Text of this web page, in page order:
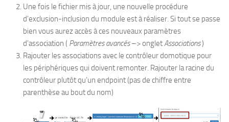
Une fois le fichier mis à jour, une nouvelle procédure
d’exclusion-inclusion du module est à réaliser. Si tout se passe
bien vous aurez accès à ces nouveaux paramètres
d’association ( Paramètres avancés–> ongletAssociations)
Rajouter les associations avec le contrôleur domotique pour
les périphériques qui doivent remonter. Rajouter la racine du
contrôleur plutôt qu’un endpoint (pas de chiffre entre
parenthèse au bout du nom)